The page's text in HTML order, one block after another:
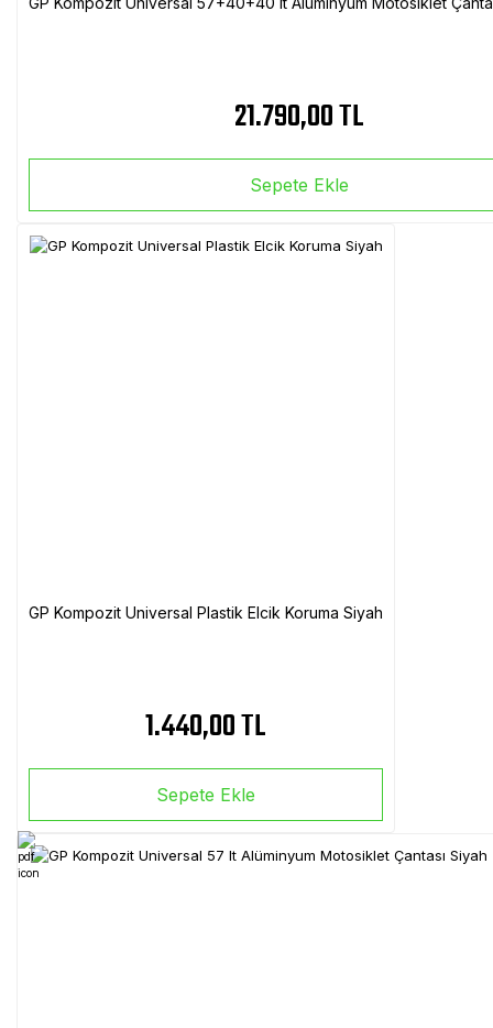
21.790,00 TL
Sepete Ekle
GP Kompozit Universal Plastik Elcik Koruma Siyah
1.440,00 TL
Sepete Ekle